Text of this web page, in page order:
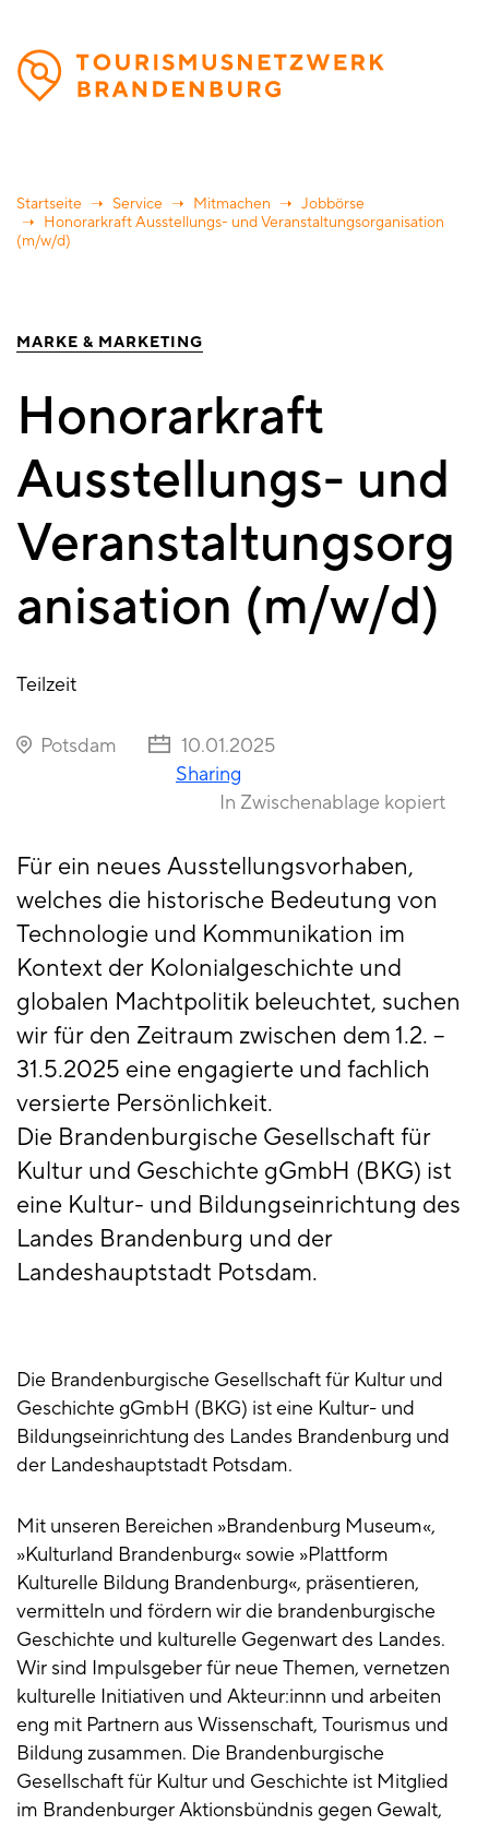
Direkt
zum
Inhalt
Startseite Service Mitmachen
Jobbörse
Honorarkraft Ausstellungs- und Veranstaltungsorganisation
(m/w/d)
MARKE & MARKETING
Honorarkraft
Ausstellungs- und
Veranstaltungsorg
anisation (m/w/d)
Teilzeit
Potsdam
10.01.2025
Sharing
In Zwischenablage kopiert
Für ein neues Ausstellungsvorhaben,
welches die historische Bedeutung von
Technologie und Kommunikation im
Kontext der Kolonialgeschichte und
globalen Machtpolitik beleuchtet, suchen
wir für den Zeitraum zwischen dem 1.2. –
31.5.2025 eine engagierte und fachlich
versierte Persönlichkeit.
Die Brandenburgische Gesellschaft für
Kultur und Geschichte gGmbH (BKG) ist
eine Kultur- und Bildungseinrichtung des
Landes Brandenburg und der
Landeshauptstadt Potsdam.
Die Brandenburgische Gesellschaft für Kultur und
Geschichte gGmbH (BKG) ist eine Kultur- und
Bildungseinrichtung des Landes Brandenburg und
der Landeshauptstadt Potsdam.
Mit unseren Bereichen »Brandenburg Museum«,
»Kulturland Brandenburg« sowie »Plattform
Kulturelle Bildung Brandenburg«, präsentieren,
vermitteln und fördern wir die brandenburgische
Geschichte und kulturelle Gegenwart des Landes.
Wir sind Impulsgeber für neue Themen, vernetzen
kulturelle Initiativen und Akteur:innn und arbeiten
eng mit Partnern aus Wissenschaft, Tourismus und
Bildung zusammen. Die Brandenburgische
Gesellschaft für Kultur und Geschichte ist Mitglied
im Brandenburger Aktionsbündnis gegen Gewalt,